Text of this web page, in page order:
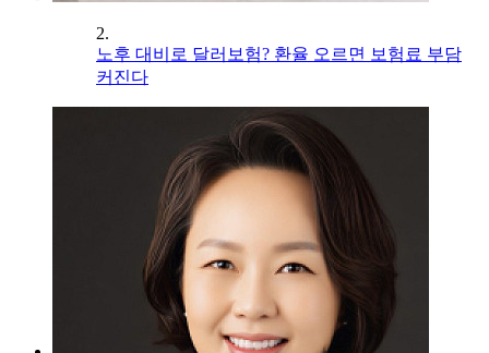
2.
노후 대비로 달러보험? 환율 오르면 보험료 부담
커진다